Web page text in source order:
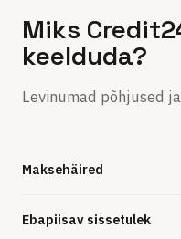
Miks
keelduda?
Levinumad põhjused
Maksehäired
Ebapiisav sissetulek